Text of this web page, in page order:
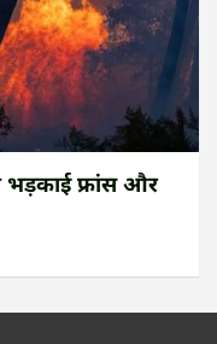
भड़काई फ्रांस और